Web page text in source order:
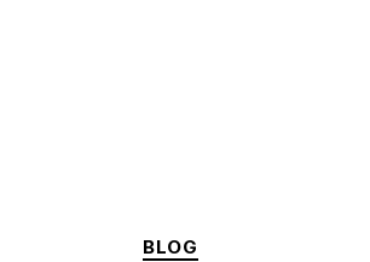
Categories
BLOG